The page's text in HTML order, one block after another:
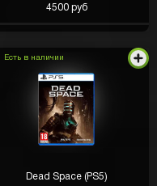
4500 руб
Есть в наличии
Dead Space (PS5)